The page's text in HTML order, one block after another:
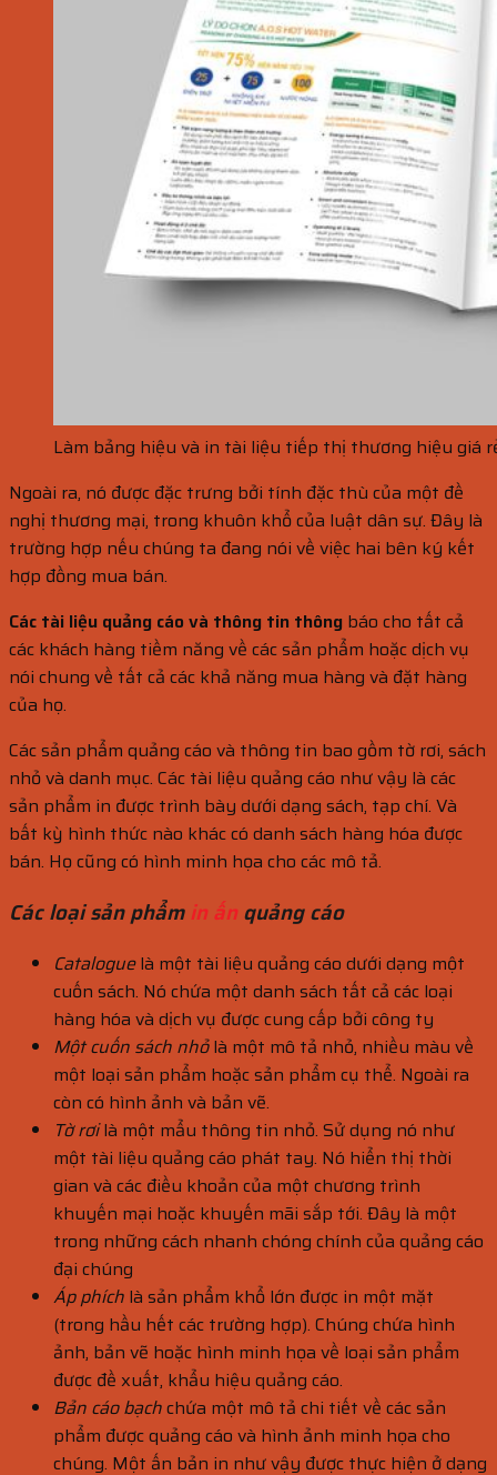
Làm bảng hiệu và in tài liệu tiếp thị thương hiệu giá
Ngoài ra, nó được đặc trưng bởi tính đặc thù của một đề
nghị thương mại, trong khuôn khổ của luật dân sự. Đây là
trường hợp nếu chúng ta đang nói về việc hai bên ký kết
hợp đồng mua bán.
Các tài liệu quảng cáo và thông tin thông báo cho tất cả
các khách hàng tiềm năng về các sản phẩm hoặc dịch vụ
nói chung về tất cả các khả năng mua hàng và đặt hàng
của họ.
Các sản phẩm quảng cáo và thông tin bao gồm tờ rơi, sách
nhỏ và danh mục. Các tài liệu quảng cáo như vậy là các
sản phẩm in được trình bày dưới dạng sách, tạp chí. Và
bất kỳ hình thức nào khác có danh sách hàng hóa được
bán. Họ cũng có hình minh họa cho các mô tả.
Các loại sản phẩmin ấnquảng cáo
Cataloguelà một tài liệu quảng cáo dưới dạng một
cuốn sách. Nó chứa một danh sách tất cả các loại
hàng hóa và dịch vụ được cung cấp bởi công ty
Một cuốn sách nhỏlà một mô tả nhỏ, nhiều màu về
một loại sản phẩm hoặc sản phẩm cụ thể. Ngoài ra
còn có hình ảnh và bản vẽ.
Tờ rơilà một mẩu thông tin nhỏ. Sử dụng nó như
một tài liệu quảng cáo phát tay. Nó hiển thị thời
gian và các điều khoản của một chương trình
khuyến mại hoặc khuyến mãi sắp tới. Đây là một
trong những cách nhanh chóng chính của quảng cáo
đại chúng
Áp phích là sản phẩm khổ lớn được in một mặt
(trong hầu hết các trường hợp). Chúng chứa hình
ảnh, bản vẽ hoặc hình minh họa về loại sản phẩm
được đề xuất, khẩu hiệu quảng cáo.
Bản cáo bạchchứa một mô tả chi tiết về các sản
phẩm được quảng cáo và hình ảnh minh họa cho
chúng. Một ấn bản in như vậy được thực hiện ở dạng